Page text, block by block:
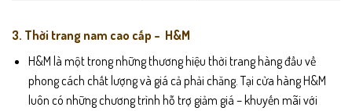
3. Thời trang nam cao cấp – H&M
H&M là một trong những thương hiệu thời trang hàng đầu về
phong cách chất lượng và giá cả phải chăng.Tại cửa hàng H&M
luôn có những chương trình hỗ trợ giảm giá – khuyến mãi với